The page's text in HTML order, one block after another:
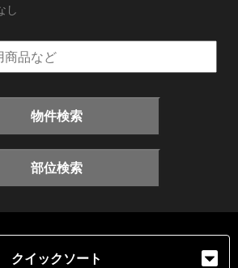
し
物件検索
部位検索
クイックソート